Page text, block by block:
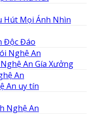
Hút Mọi Ánh Nhìn
Độc Đáo
An Gía Xưởng
An uy tín
Nghệ An